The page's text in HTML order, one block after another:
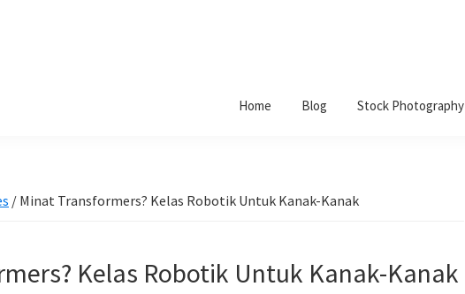
Home Blog Stock Photography
/ Minat Transformers? Kelas Robotik Untuk Kanak-Kanak
Kelas Robotik Untuk Kanak-Kanak